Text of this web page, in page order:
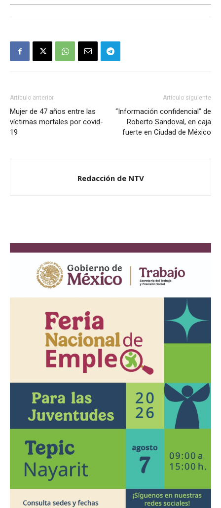
Artículo anterior
Mujer de 47 años entre las
víctimas mortales por covid-
19
Artículo siguiente
“Información confidencial” de
Roberto Sandoval, en caja
fuerte en Ciudad de México
Redacción de NTV